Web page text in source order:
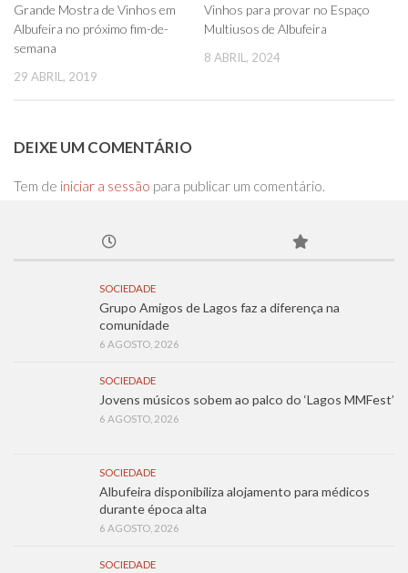
Grande Mostra de Vinhos em
Albufeira no próximo fim-de-
semana
29 ABRIL, 2019
Vinhos para provar no Espaço
Multiusos de Albufeira
8 ABRIL, 2024
DEIXE UM COMENTÁRIO
Tem de iniciar a sessão para publicar um comentário.
SOCIEDADE
Grupo Amigos de Lagos faz a diferença na
comunidade
6 AGOSTO, 2026
SOCIEDADE
Jovens músicos sobem ao palco do ‘Lagos MMFest’
6 AGOSTO, 2026
SOCIEDADE
Albufeira disponibiliza alojamento para médicos
durante época alta
6 AGOSTO, 2026
SOCIEDADE